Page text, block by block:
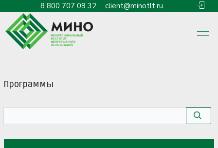
8 800 707 09 32 client@minotlt.ru
Программы